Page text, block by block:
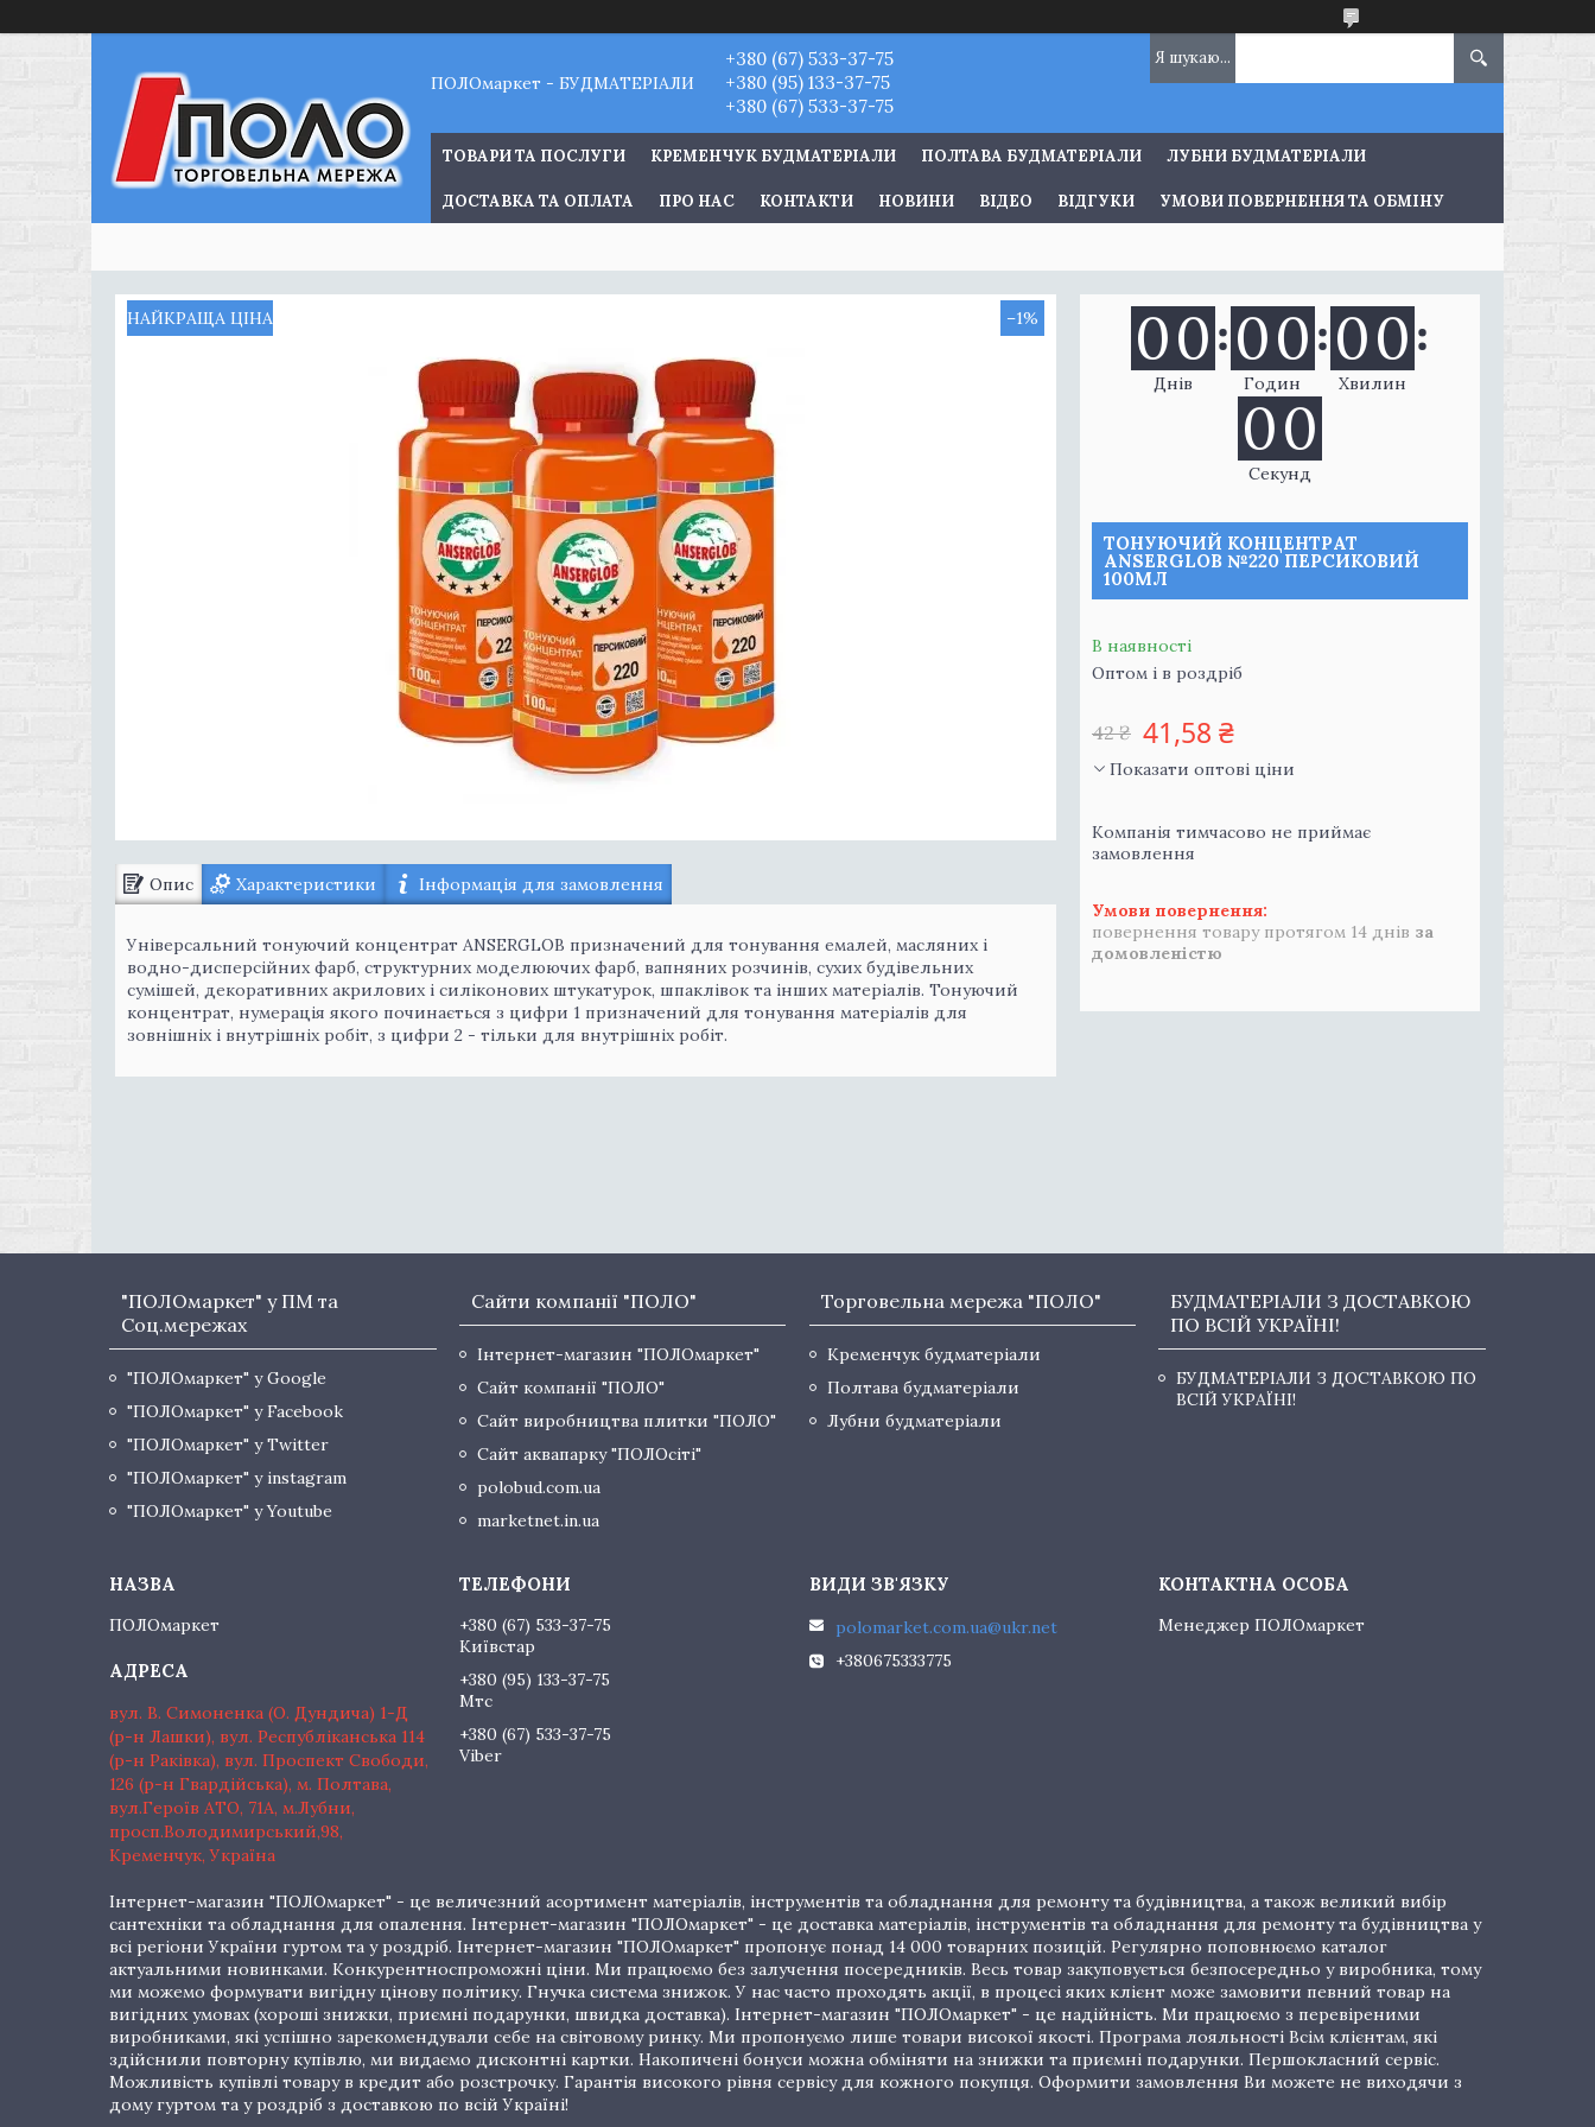
ПОЛОмаркет - БУДМАТЕРІАЛИ
+380 (67) 533-37-75
+380 (95) 133-37-75
+380 (67) 533-37-75
ТОВАРИ ТА ПОСЛУГИ КРЕМЕНЧУК БУДМАТЕРІАЛИ ПОЛТАВА БУДМАТЕРІАЛИ ЛУБНИ БУДМАТЕРІАЛИ
ДОСТАВКА ТА ОПЛАТА ПРО НАС КОНТАКТИ НОВИНИ ВІДЕО ВІДГУКИ УМОВИ ПОВЕРНЕННЯ ТА ОБМІНУ
НАЙКРАЩА ЦІНА –1%
Опис Характеристики Інформація для замовлення
Універсальний тонуючий концентрат ANSERGLOB призначений для тонування емалей, масляних і
водно-дисперсійних фарб, структурних моделюючих фарб, вапняних розчинів, сухих будівельних
сумішей, декоративних акрилових і силіконових штукатурок, шпаклівок та інших матеріалів. Тонуючий
концентрат, нумерація якого починається з цифри 1 призначений для тонування матеріалів для
зовнішніх і внутрішніх робіт, з цифри 2 - тільки для внутрішніх робіт.
00
Днів
00
Годин
00
Хвилин
00
Секунд
ТОНУЮЧИЙ КОНЦЕНТРАТ
ANSERGLOB №220 ПЕРСИКОВИЙ
100МЛ
В наявності
Оптом і в роздріб
42 ₴ 41,58 ₴
Показати оптові ціни
Компанія тимчасово не приймає
замовлення
повернення товару протягом 14 днів за
домовленістю
"ПОЛОмаркет" у ПМ та
Соц.мережах
"ПОЛОмаркет" у Google
"ПОЛОмаркет" у Facebook
"ПОЛОмаркет" у Twitter
"ПОЛОмаркет" у instagram
"ПОЛОмаркет" у Youtube
Сайти компанії "ПОЛО"
Інтернет-магазин "ПОЛОмаркет"
Сайт компанії "ПОЛО"
Сайт виробництва плитки "ПОЛО"
Сайт аквапарку "ПОЛОсіті"
polobud.com.ua
marketnet.in.ua
Торговельна мережа "ПОЛО"
Кременчук будматеріали
Полтава будматеріали
Лубни будматеріали
БУДМАТЕРІАЛИ З ДОСТАВКОЮ
ПО ВСІЙ УКРАЇНІ!
БУДМАТЕРІАЛИ З ДОСТАВКОЮ ПО
ВСІЙ УКРАЇНІ!
ПОЛОмаркет
вул. В. Симоненка (О. Дундича) 1-Д
(р-н Лашки), вул. Республіканська 114
(р-н Раківка), вул. Проспект Свободи,
126 (р-н Гвардійська), м. Полтава,
вул.Героїв АТО, 71А, м.Лубни,
просп.Володимирський,98,
Кременчук, Україна
+380 (67) 533-37-75
Київстар
+380 (95) 133-37-75
Мтс
+380 (67) 533-37-75
Viber
polomarket.com.ua@ukr.net
+380675333775
Менеджер ПОЛОмаркет
Інтернет-магазин "ПОЛОмаркет" - це величезний асортимент матеріалів, інструментів та обладнання для ремонту та будівництва, а також великий вибір
сантехніки та обладнання для опалення. Інтернет-магазин "ПОЛОмаркет" - це доставка матеріалів, інструментів та обладнання для ремонту та будівництва у
всі регіони України гуртом та у роздріб. Інтернет-магазин "ПОЛОмаркет" пропонує понад 14 000 товарних позицій. Регулярно поповнюємо каталог
актуальними новинками. Конкурентноспроможні ціни. Ми працюємо без залучення посередників. Весь товар закуповується безпосередньо у виробника, тому
ми можемо формувати вигідну цінову політику. Гнучка система знижок. У нас часто проходять акції, в процесі яких клієнт може замовити певний товар на
вигідних умовах (хороші знижки, приємні подарунки, швидка доставка). Інтернет-магазин "ПОЛОмаркет" - це надійність. Ми працюємо з перевіреними
виробниками, які успішно зарекомендували себе на світовому ринку. Ми пропонуємо лише товари високої якості. Програма лояльності Всім клієнтам, які
здійснили повторну купівлю, ми видаємо дисконтні картки. Накопичені бонуси можна обміняти на знижки та приємні подарунки. Першокласний сервіс.
Можливість купівлі товару в кредит або розстрочку. Гарантія високого рівня сервісу для кожного покупця. Оформити замовлення Ви можете не виходячи з
дому гуртом та у роздріб з доставкою по всій Україні!